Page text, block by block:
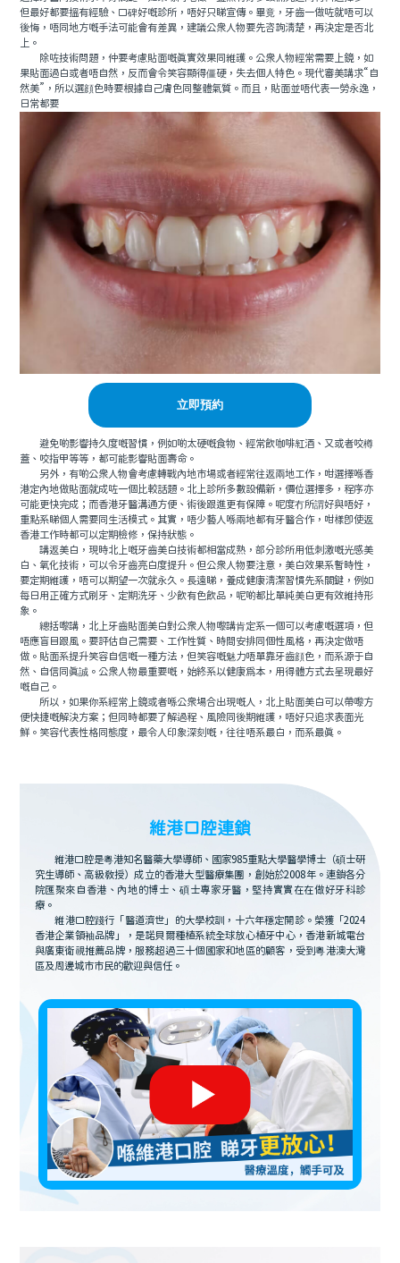
但最好都要搵有經驗、口碑好嘅診所，唔好只睇宣傳。畢竟，牙齒一做咗就唔可以
後悔，唔同地方嘅手法可能會有差異，建議公衆人物要先咨詢清楚，再決定是否北
上。
除咗技術問題，仲要考慮貼面嘅真實效果同維護。公衆人物經常需要上鏡，如
果貼面過白或者唔自然，反而會令笑容顯得僵硬，失去個人特色。現代審美講求“自
然美”，所以選顔色時要根據自己膚色同整體氣質。而且，貼面並唔代表一勞永逸，
日常都要
立即預約
避免啲影響持久度嘅習慣，例如啲太硬嘅食物、經常飲咖啡紅酒、又或者咬樽
蓋、咬指甲等等，都可能影響貼面壽命。
另外，有啲公衆人物會考慮轉戰內地市場或者經常往返兩地工作，咁選擇喺香
港定內地做貼面就成咗一個比較話題。北上診所多數設備新，價位選擇多，程序亦
可能更快完成；而香港牙醫溝通方便、術後跟進更有保障。呢度冇所謂好與唔好，
重點系睇個人需要同生活模式。其實，唔少藝人喺兩地都有牙醫合作，咁樣即使返
香港工作時都可以定期檢修，保持狀態。
講返美白，現時北上嘅牙齒美白技術都相當成熟，部分診所用低刺激嘅光感美
白、氧化技術，可以令牙齒亮白度提升。但公衆人物要注意，美白效果系暫時性，
要定期維護，唔可以期望一次就永久。長遠睇，養成健康清潔習慣先系關鍵，例如
每日用正確方式刷牙、定期洗牙、少飲有色飲品，呢啲都比單純美白更有效維持形
象。
總括嚟講，北上牙齒貼面美白對公衆人物嚟講肯定系一個可以考慮嘅選項，但
唔應盲目跟風。要評估自己需要、工作性質、時間安排同個性風格，再決定做唔
做。貼面系提升笑容自信嘅一種方法，但笑容嘅魅力唔單靠牙齒顔色，而系源于自
然、自信同真誠。公衆人物最重要嘅，始終系以健康爲本，用得體方式去呈現最好
嘅自己。
所以，如果你系經常上鏡或者喺公衆場合出現嘅人，北上貼面美白可以帶嚟方
便快捷嘅解決方案；但同時都要了解過程、風險同後期維護，唔好只追求表面光
鮮。笑容代表性格同態度，最令人印象深刻嘅，往往唔系最白，而系最真。
維港口腔連鎖
維港口腔是粵港知名醫藥大學導師、國家985重點大學醫學博士（碩士研
究生導師、高級教授）成立的香港大型醫療集團，創始於2008年。連鎖各分
院匯聚來自香港、內地的博士、碩士專家牙醫，堅持實實在在做好牙科診
療。
維港口腔踐行「醫道濟世」的大學校訓，十六年穩定開診。榮獲「2024
香港企業領袖品牌」，是諾貝爾種植系統全球放心植牙中心，香港新城電台
與廣東衛視推薦品牌，服務超過三十個國家和地區的顧客，受到粵港澳大灣
區及周邊城市市民的歡迎與信任。